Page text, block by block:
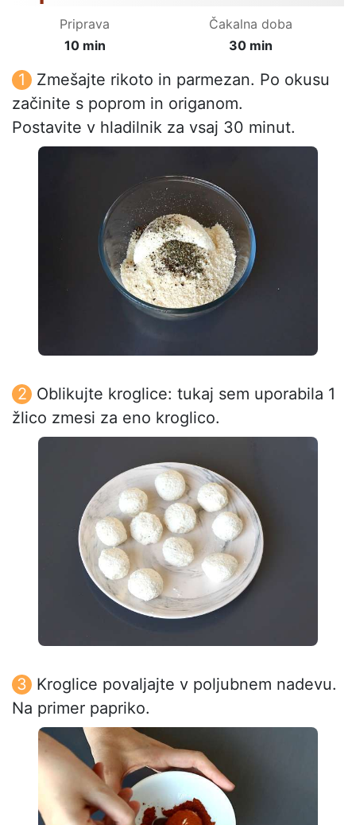
Priprava
10 min
Čakalna doba
30 min
Zmešajte rikoto in parmezan. Po okusu
začinite s poprom in origanom.
Postavite v hladilnik za vsaj 30 minut.
Oblikujte kroglice: tukaj sem uporabila 1
žlico zmesi za eno kroglico.
Kroglice povaljajte v poljubnem nadevu.
Na primer papriko.